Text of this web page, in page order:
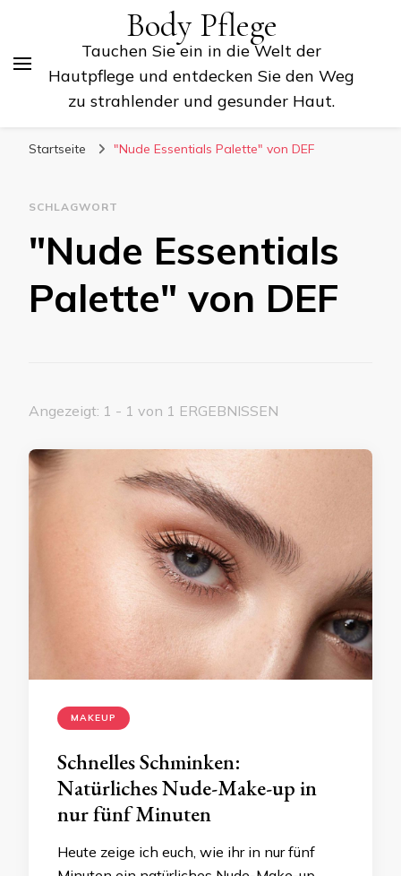
Body Pflege
Tauchen Sie ein in die Welt der
Hautpflege und entdecken Sie den Weg
zu strahlender und gesunder Haut.
Startseite "Nude Essentials Palette" von DEF
SCHLAGWORT
"Nude Essentials
Palette" von DEF
Angezeigt: 1 - 1 von 1 ERGEBNISSEN
MAKEUP
Schnelles Schminken:
Natürliches Nude-Make-up in
nur fünf Minuten
Heute zeige ich euch, wie ihr in nur fünf